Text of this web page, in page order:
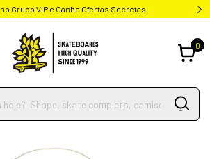
Grupo VIP e Ganhe Ofertas Secretas
0